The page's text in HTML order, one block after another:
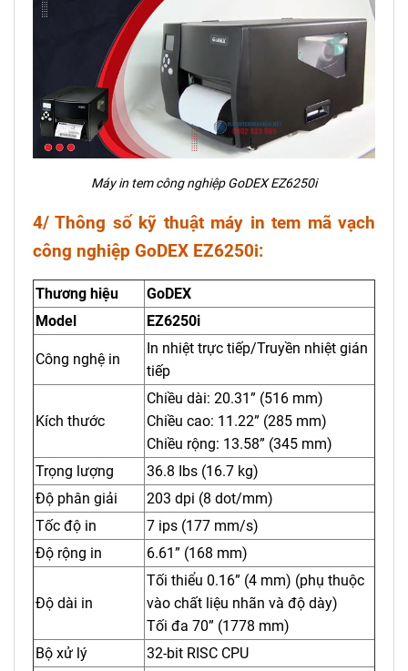
Máy in tem công nghiệp GoDEX EZ6250i
4/ Thông số kỹ thuật máy in tem mã vạch
công nghiệp GoDEX EZ6250i:
Thương hiệu
GoDEX
Model
EZ6250i
Công nghệ in
In nhiệt trực tiếp/Truyền nhiệt gián
tiếp
Kích thước
Chiều dài: 20.31” (516 mm)
Chiều cao: 11.22” (285 mm)
Chiều rộng: 13.58” (345 mm)
Trọng lượng
36.8 Ibs (16.7 kg)
Độ phân giải
203 dpi (8 dot/mm)
Tốc độ in
7 ips (177 mm/s)
Độ rộng in
6.61” (168 mm)
Độ dài in
Tối thiểu 0.16” (4 mm) (phụ thuộc
vào chất liệu nhãn và độ dày)
Tối đa 70” (1778 mm)
Bộ xử lý
32-bit RISC CPU